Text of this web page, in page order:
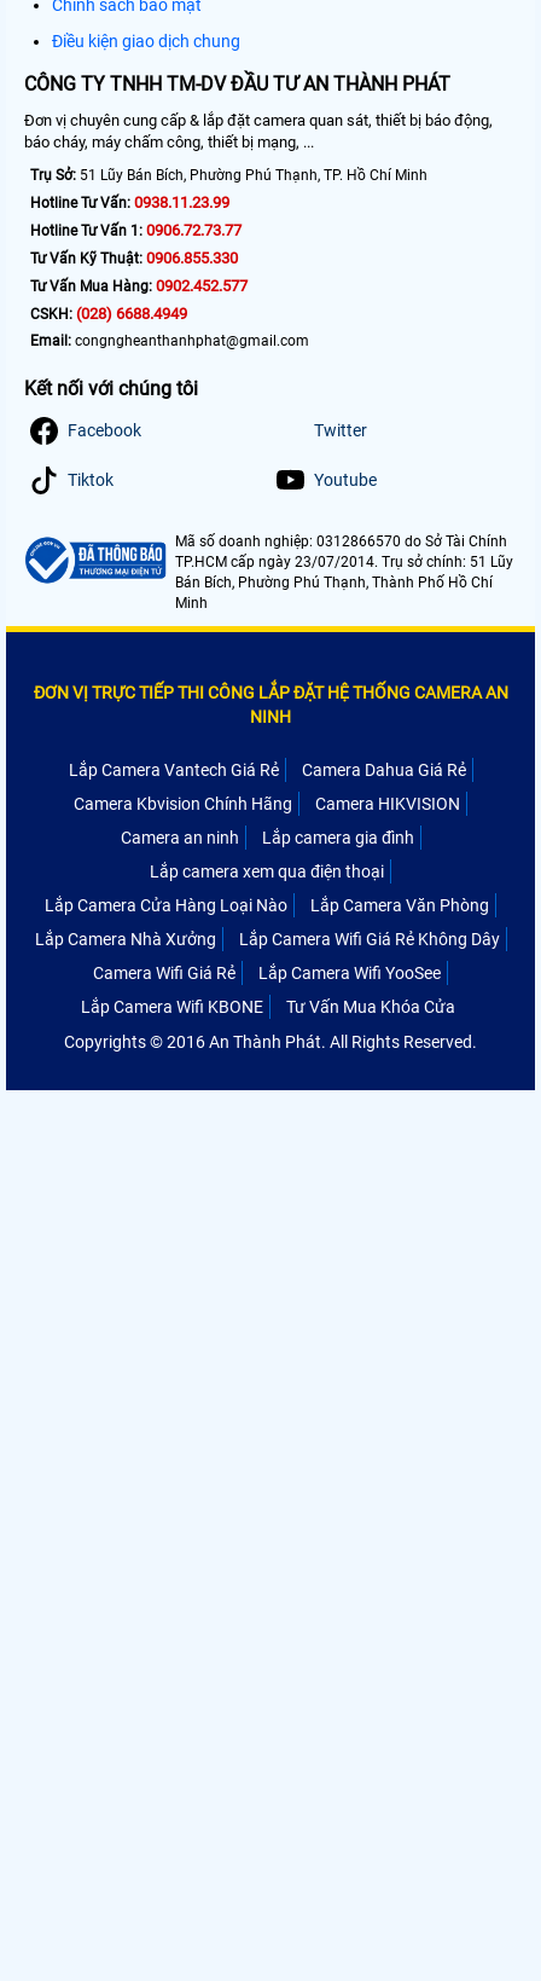
Chính sách bảo mật
Điều kiện giao dịch chung
CÔNG TY TNHH TM-DV ĐẦU TƯ AN THÀNH PHÁT
Đơn vị chuyên cung cấp & lắp đặt camera quan sát, thiết bị báo động,
báo cháy, máy chấm công, thiết bị mạng, ...
Trụ Sở: 51 Lũy Bán Bích, Phường Phú Thạnh, TP. Hồ Chí Minh
Hotline Tư Vấn: 0938.11.23.99
Hotline Tư Vấn 1: 0906.72.73.77
Tư Vấn Kỹ Thuật: 0906.855.330
Tư Vấn Mua Hàng: 0902.452.577
CSKH: (028) 6688.4949
Email: congngheanthanhphat@gmail.com
Kết nối với chúng tôi
Facebook Twitter
Tiktok Youtube
Mã số doanh nghiệp: 0312866570 do Sở Tài Chính
TP.HCM cấp ngày 23/07/2014. Trụ sở chính: 51 Lũy
Bán Bích, Phường Phú Thạnh, Thành Phố Hồ Chí
Minh
ĐƠN VỊ TRỰC TIẾP THI CÔNG LẮP ĐẶT HỆ THỐNG CAMERA AN
NINH
Lắp Camera Vantech Giá Rẻ
Camera Dahua Giá Rẻ
Camera Kbvision Chính Hãng
Camera HIKVISION
Camera an ninh
Lắp camera gia đình
Lắp camera xem qua điện thoại
Lắp Camera Cửa Hàng Loại Nào
Lắp Camera Văn Phòng
Lắp Camera Nhà Xưởng
Lắp Camera Wifi Giá Rẻ Không Dây
Camera Wifi Giá Rẻ
Lắp Camera Wifi YooSee
Lắp Camera Wifi KBONE
Tư Vấn Mua Khóa Cửa
Copyrights © 2016 An Thành Phát. All Rights Reserved.